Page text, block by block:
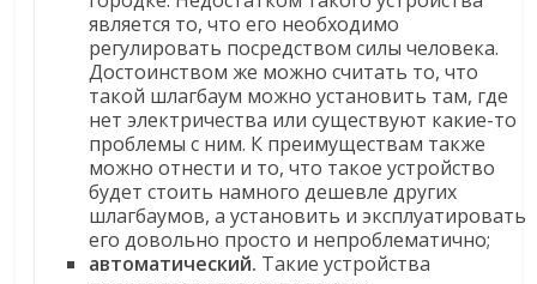
является то, что его необходимо
регулировать посредством силы человека.
Достоинством же можно считать то, что
такой шлагбаум можно установить там, где
нет электричества или существуют какие-то
проблемы с ним. К преимуществам также
можно отнести и то, что такое устройство
будет стоить намного дешевле других
шлагбаумов, а установить и эксплуатировать
его довольно просто и непроблематично;
автоматический. Такие устройства